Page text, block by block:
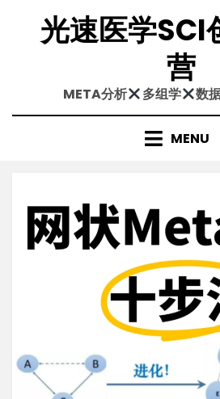
content光速医学SCI
营
META分析 多组学 数
MENU